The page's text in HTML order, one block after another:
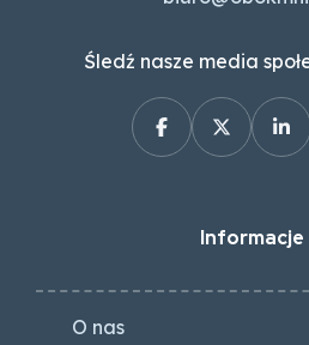
Śledź nasze media
Informacje
O nas